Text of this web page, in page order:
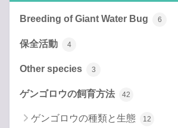
Breeding of Giant Water Bug 6
保全活動 4
Other species 3
ゲンゴロウの飼育方法 42
ゲンゴロウの種類と生態 12